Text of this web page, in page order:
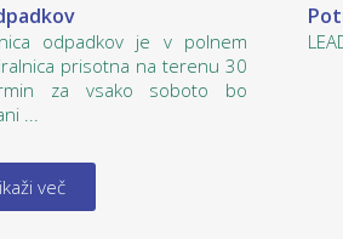
odpadkov je v polnem
prisotna na terenu 30
za vsako soboto bo
...
več